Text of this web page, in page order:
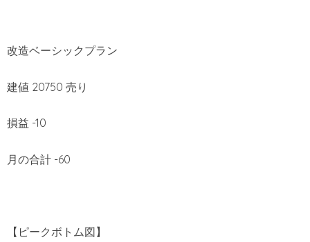
改造ベーシックプラン
建値 20750 売り
損益 -10
月の合計 -60
【ピークボトム図】